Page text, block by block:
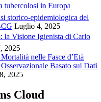
tubercolosi in Europa
storico-epidemiologica del
Luglio 4, 2025
la Visione Igienista di Carlo
2025
nelle Fasce d’Età
Basato sui Dati
2025
Cloud